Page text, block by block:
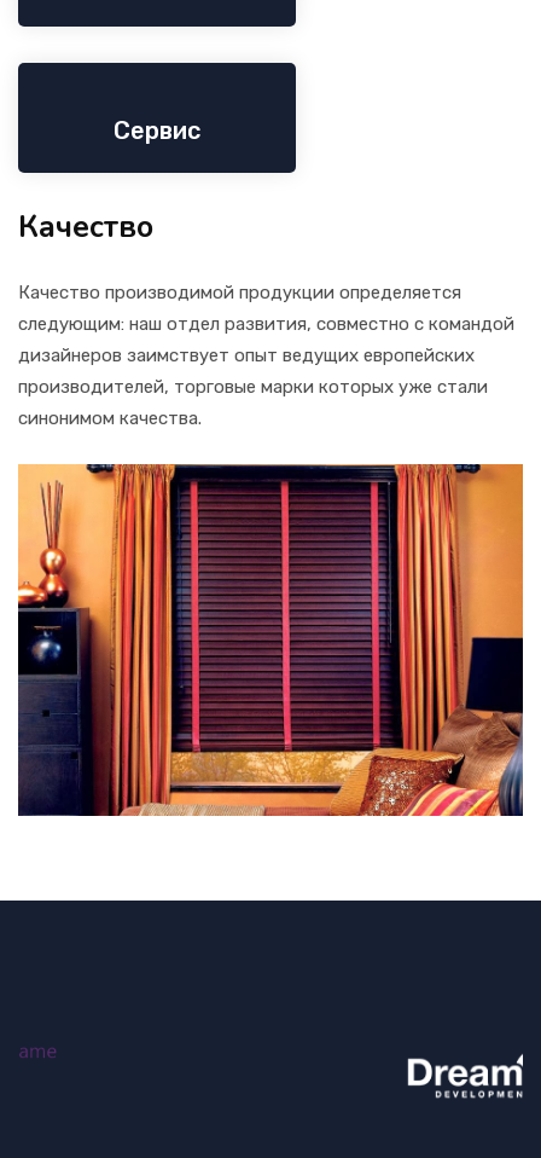
Сервис
Качество
Качество производимой продукции определяется
следующим: наш отдел развития, совместно с командой
дизайнеров заимствует опыт ведущих европейских
производителей, торговые марки которых уже стали
синонимом качества.